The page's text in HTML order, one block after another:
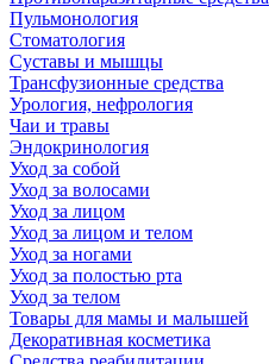
Пульмонология
Стоматология
Суставы и мышцы
Трансфузионные средства
Урология, нефрология
Чаи и травы
Эндокринология
Уход за собой
Уход за волосами
Уход за лицом
Уход за лицом и телом
Уход за ногами
Уход за полостью рта
Уход за телом
Товары для мамы и малышей
Декоративная косметика